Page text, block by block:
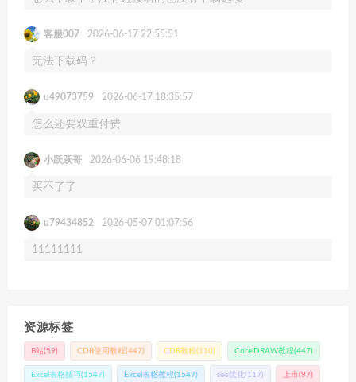
客服007 2026-06-17 22:55:51
无法下载码？
u49073759 2026-06-17 18:35:57
怎么还要双重付费
小跃跃哥 2026-06-06 19:48:18
买不了了
u79434852 2026-05-07 01:07:56
11111111
资源标签
B站(59) CDR使用教程(447) CDR教程(110) CorelDRAW教程(447)
Excel表格技巧(1547) Excel表格教程(1547) seo优化(117) 上市(97)